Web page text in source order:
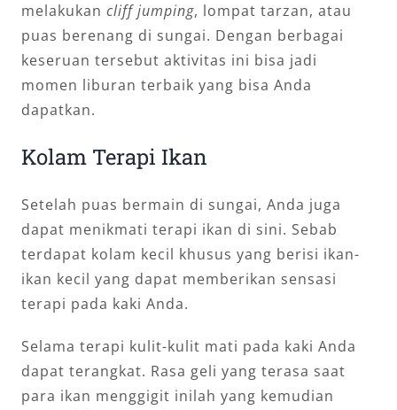
melakukan cliff jumping, lompat tarzan, atau
puas berenang di sungai. Dengan berbagai
keseruan tersebut aktivitas ini bisa jadi
momen liburan terbaik yang bisa Anda
dapatkan.
Kolam Terapi Ikan
Setelah puas bermain di sungai, Anda juga
dapat menikmati terapi ikan di sini. Sebab
terdapat kolam kecil khusus yang berisi ikan-
ikan kecil yang dapat memberikan sensasi
terapi pada kaki Anda.
Selama terapi kulit-kulit mati pada kaki Anda
dapat terangkat. Rasa geli yang terasa saat
para ikan menggigit inilah yang kemudian